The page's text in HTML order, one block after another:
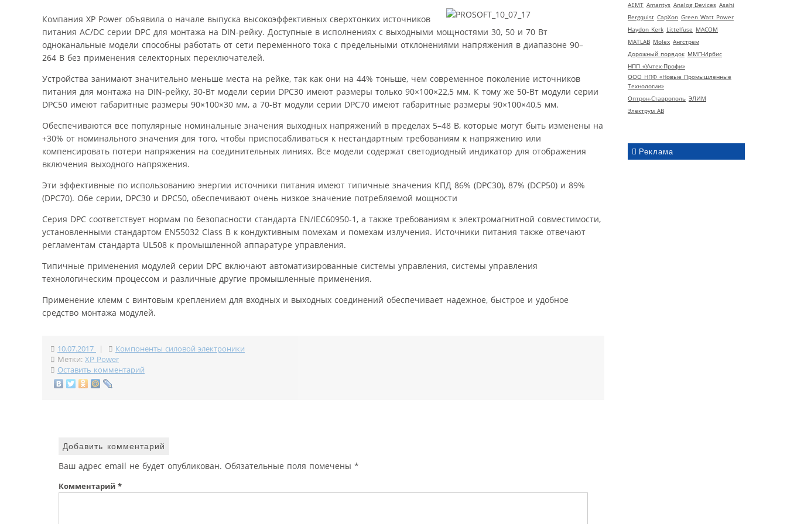
AEMT Amantys Analog Devices Asahi
Bergquist CapXon Green Watt Power
Haydon Kerk Littelfuse MACOM
MATLAB Molex Ангстрем
Дорожный порядок ММП-Ирбис
НПП «Учтех-Профи»
ООО НПФ «Новые Промышленные
Технологии»
Оптрон-Ставрополь ЭЛИМ
Электрум АВ
Реклама
Компания XP Power объявила о начале выпуска высокоэффективных сверхтонких источников
питания AC/DC серии DPC для монтажа на DIN-рейку. Доступные в исполнениях с выходными мощностями 30, 50 и 70 Вт
одноканальные модели способны работать от сети переменного тока с предельными отклонениями напряжения в диапазоне 90–
264 В без применения селекторных переключателей.
Устройства занимают значительно меньше места на рейке, так как они на 44% тоньше, чем современное поколение источников
питания для монтажа на DIN-рейку, 30-Вт модели серии DPC30 имеют размеры только 90×100×22,5 мм. К тому же 50-Вт модули серии
DPC50 имеют габаритные размеры 90×100×30 мм, а 70-Вт модули серии DPC70 имеют габаритные размеры 90×100×40,5 мм.
Обеспечиваются все популярные номинальные значения выходных напряжений в пределах 5–48 В, которые могут быть изменены на
+30% от номинального значения для того, чтобы приспосабливаться к нестандартным требованиям к напряжению или
компенсировать потери напряжения на соединительных линиях. Все модели содержат светодиодный индикатор для отображения
включения выходного напряжения.
Эти эффективные по использованию энергии источники питания имеют типичные значения КПД 86% (DPC30), 87% (DCP50) и 89%
(DPC70). Обе серии, DPC30 и DPC50, обеспечивают очень низкое значение потребляемой мощности
Серия DPC соответствует нормам по безопасности стандарта EN/IEC60950-1, а также требованиям к электромагнитной совместимости,
установленными стандартом EN55032 Class B к кондуктивным помехам и помехам излучения. Источники питания также отвечают
регламентам стандарта UL508 к промышленной аппаратуре управления.
Типичные применения модулей серии DPC включают автоматизированные системы управления, системы управления
технологическим процессом и различные другие промышленные применения.
Применение клемм с винтовым креплением для входных и выходных соединений обеспечивает надежное, быстрое и удобное
средство монтажа модулей.
10.07.2017 |
Компоненты силовой электроники
Метки: XP Power
Оставить комментарий
Добавить комментарий
Ваш адрес email не будет опубликован. Обязательные поля помечены *
Комментарий *